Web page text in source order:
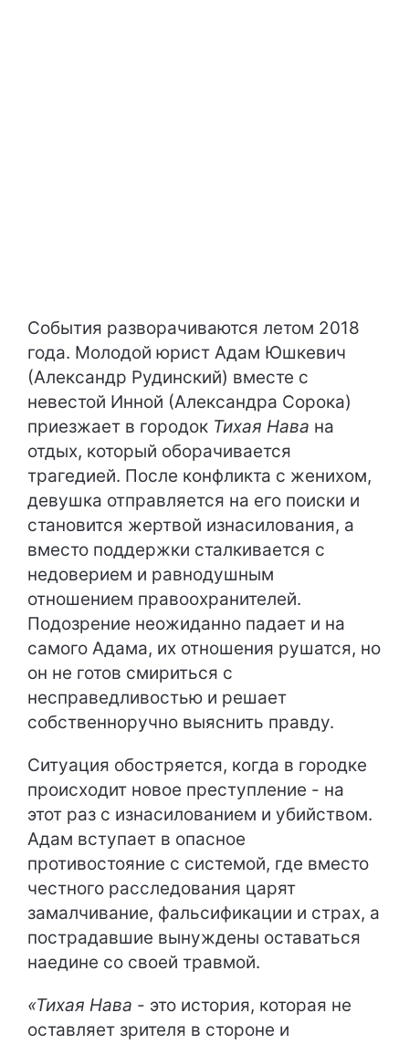
События разворачиваются летом 2018
года. Молодой юрист Адам Юшкевич
(Александр Рудинский) вместе с
невестой Инной (Александра Сорока)
приезжает в городок Тихая Нава на
отдых, который оборачивается
трагедией. После конфликта с женихом,
девушка отправляется на его поиски и
становится жертвой изнасилования, а
вместо поддержки сталкивается с
недоверием и равнодушным
отношением правоохранителей.
Подозрение неожиданно падает и на
самого Адама, их отношения рушатся, но
он не готов смириться с
несправедливостью и решает
собственноручно выяснить правду.
Ситуация обостряется, когда в городке
происходит новое преступление - на
этот раз с изнасилованием и убийством.
Адам вступает в опасное
противостояние с системой, где вместо
честного расследования царят
замалчивание, фальсификации и страх, а
пострадавшие вынуждены оставаться
наедине со своей травмой.
«Тихая Нава - это история, которая не
оставляет зрителя в стороне и